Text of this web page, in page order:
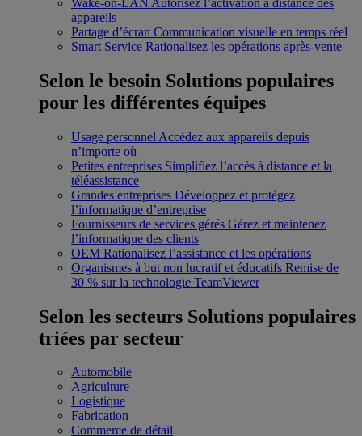
appareils
Partage d’écran Communication visuelle en temps réel
Smart Service Rationalisez les opérations après-vente
Selon le besoin Solutions populaires
pour les différentes équipes
Usage personnel Accédez aux appareils depuis
n’importe où
Petites entreprises Simplifiez l’accès à distance et la
téléassistance
Grandes entreprises Développez et protégez
l’informatique d’entreprise
Fournisseurs de services gérés Gérez et maintenez
l’informatique des clients
OEM Rationalisez l’assistance et les opérations
Organismes à but non lucratif et éducatifs Remise de
30 % sur la technologie TeamViewer
Selon les secteurs Solutions populaires
triées par secteur
Automobile
Agriculture
Logistique
Fabrication
Commerce de détail